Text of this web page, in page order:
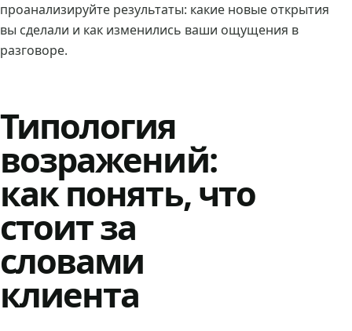
проанализируйте результаты: какие новые открытия
вы сделали и как изменились ваши ощущения в
разговоре.
Типология
возражений:
как понять, что
стоит за
словами
клиента